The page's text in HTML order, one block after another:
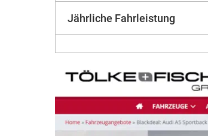
Jährliche Fahrleistung